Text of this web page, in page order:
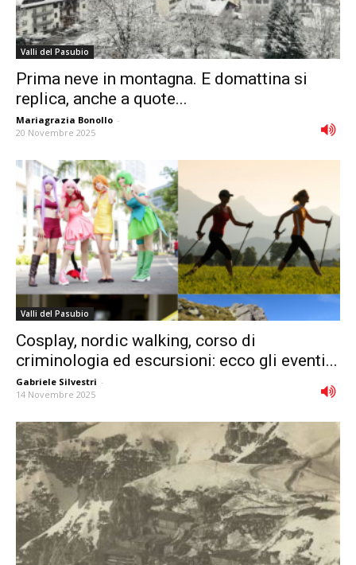
Valli del Pasubio
Prima neve in montagna. E domattina si
replica, anche a quote...
Mariagrazia Bonollo -
20 Novembre 2025
Valli del Pasubio
Cosplay, nordic walking, corso di
criminologia ed escursioni: ecco gli eventi...
Gabriele Silvestri -
14 Novembre 2025